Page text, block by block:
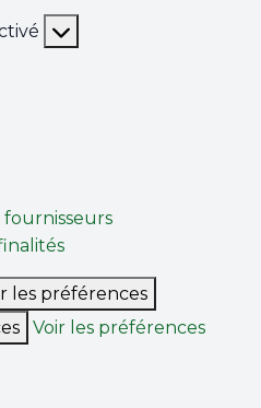
les préférences
Voir les préférences